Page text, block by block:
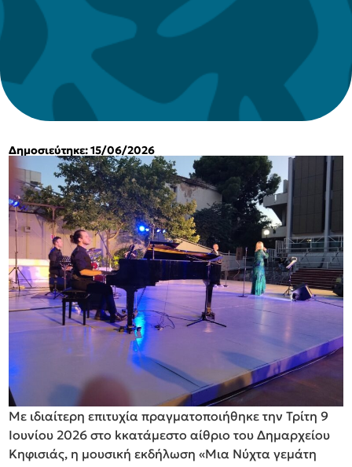
Δημοσιεύτηκε: 15/06/2026
Με ιδιαίτερη επιτυχία πραγματοποιήθηκε την Τρίτη 9
Ιουνίου 2026 στο kκατάμεστο αίθριο του Δημαρχείου
Κηφισιάς, η μουσική εκδήλωση «Μια Νύχτα γεμάτη